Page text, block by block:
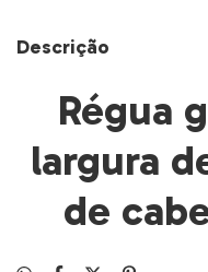
Descrição
Régua
largura
de